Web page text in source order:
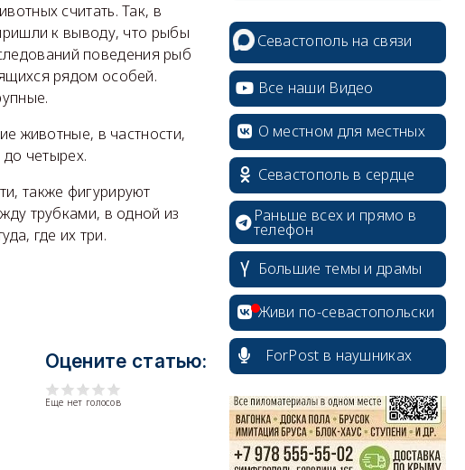
считать. Так, в
к выводу, что рыбы
поведения рыб
рядом особей.
животные, в частности,
четырех.
также фигурируют
трубками, в одной из
где их три.
Оцените статью:
Еще нет голосов
Севастополь на связи
Все наши Видео
О местном для местных
Севастополь в сердце
Раньше всех и прямо в
телефон
Большие темы и драмы
Живи по-севастопольски
ForPost в наушниках
erid: 2SDnjcrDNw6
erid: 2SDnjdPjgYS